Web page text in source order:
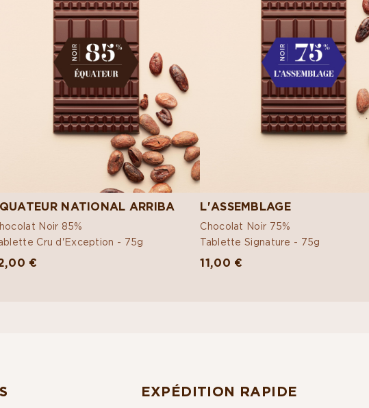
NATIONAL ARRIBA
Noir 85%
Cru d'Exception - 75g
€
L'ASSEMBLAGE
Chocolat Noir 75%
Tablette Signature - 75g
11,00 €
EXPÉDITION RAPIDE